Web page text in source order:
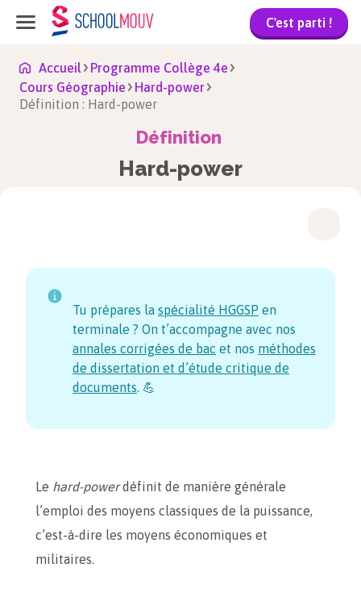
C'est parti !
Accueil
Programme Collège 4e
Cours Géographie
Hard-power
Définition : Hard-power
Définition
Hard-power
Tu prépares la spécialité HGGSP en
terminale ? On t’accompagne avec nos
annales corrigées de bac et nos méthodes
de dissertation et d’étude critique de
documents. 💪
Le hard-powerdéfinit de manière générale
l’emploi des moyens classiques de la puissance,
c’est-à-dire les moyens économiques et
militaires.